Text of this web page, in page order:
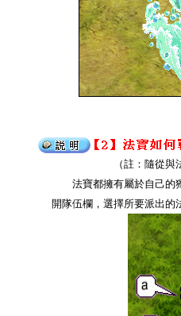
（註：隨從與法寶
法寶都擁有屬於自己的獨
開隊伍欄，選擇所要派出的